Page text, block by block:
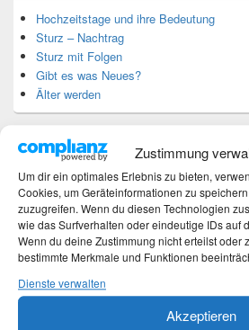
Zustimmung
Um dir ein optimales Erlebnis zu bieten,
Cookies, um Geräteinformationen zu
zuzugreifen. Wenn du diesen Technologien
wie das Surfverhalten oder eindeutige IDs auf
Wenn du deine Zustimmung nicht erteilst oder
bestimmte Merkmale und Funktionen
Dienste verwalten
Akzeptieren
Hochzeitstage und ihre Bedeutung
Sturz – Nachtrag
Sturz mit Folgen
Gibt es was Neues?
Älter werden
Kategorien
Kategorien
Top-Beiträge und Top-
Leseknochen-Banderole 2023
DIY - Projekt Kuscheldecke ist beendet